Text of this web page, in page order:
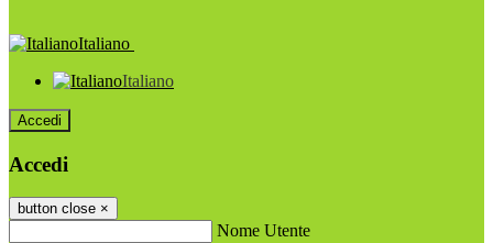
Italiano
Italiano
Accedi
Accedi
button close ×
Nome Utente